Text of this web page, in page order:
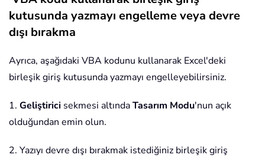
kutusunda yazmayı engelleme veya devre
dışı bırakma
Ayrıca, aşağıdaki VBA kodunu kullanarak Excel'deki
birleşik giriş kutusunda yazmayı engelleyebilirsiniz.
1. Geliştirici sekmesi altındaTasarım Modu'nun açık
olduğundan emin olun.
2. Yazıyı devre dışı bırakmak istediğiniz birleşik giriş